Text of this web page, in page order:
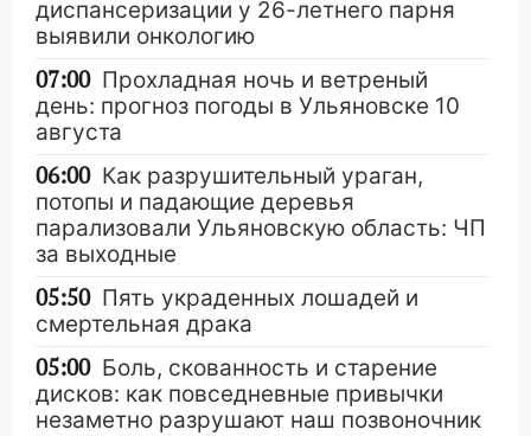
диспансеризации у 26-летнего парня
выявили онкологию
07:00 Прохладная ночь и ветреный
день: прогноз погоды в Ульяновске 10
августа
06:00 Как разрушительный ураган,
потопы и падающие деревья
парализовали Ульяновскую область: ЧП
за выходные
05:50 Пять украденных лошадей и
смертельная драка
05:00 Боль, скованность и старение
дисков: как повседневные привычки
незаметно разрушают наш позвоночник